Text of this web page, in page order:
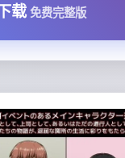
载 免费完整版